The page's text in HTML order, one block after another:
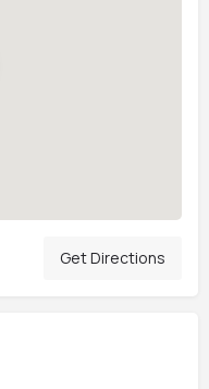
Get Directions